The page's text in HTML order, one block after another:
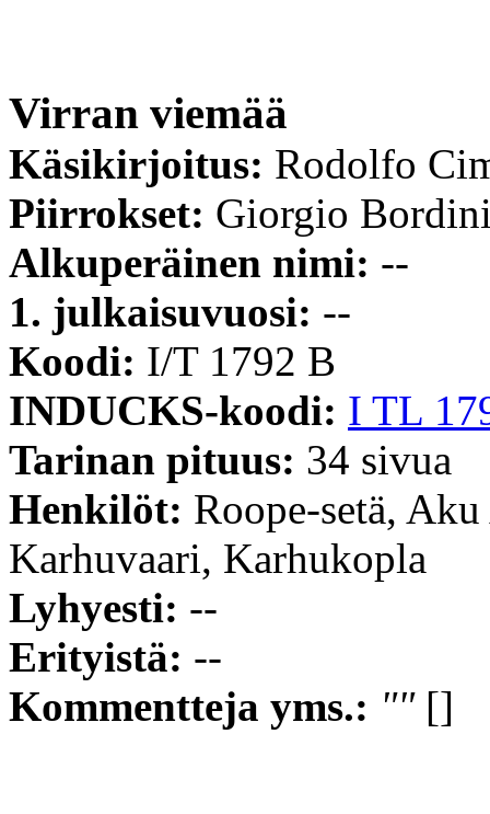
Virran viemää
Käsikirjoitus: Rodolfo
Piirrokset: Giorgio
Alkuperäinen nimi: --
1. julkaisuvuosi: --
Koodi: I/T 1792 B
INDUCKS-koodi: I TL
Tarinan pituus: 34 sivua
Henkilöt: Roope-setä,
Karhuvaari, Karhukopla
Lyhyesti: --
Erityistä: --
Kommentteja yms.: ""[]